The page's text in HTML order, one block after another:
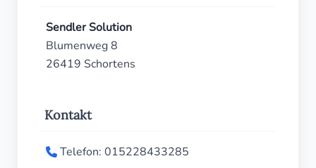
Sendler Solution
Blumenweg 8
26419 Schortens
Kontakt
Telefon: 015228433285